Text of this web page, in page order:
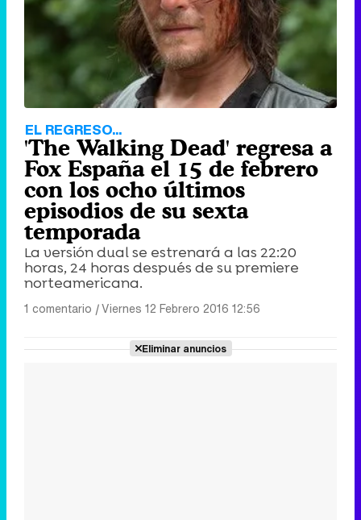
EL REGRESO...
'The Walking Dead' regresa a
Fox España el 15 de febrero
con los ocho últimos
episodios de su sexta
temporada
La versión dual se estrenará a las 22:20
horas, 24 horas después de su premiere
norteamericana.
1 comentario |Viernes 12 Febrero 2016 12:56
Eliminar anuncios